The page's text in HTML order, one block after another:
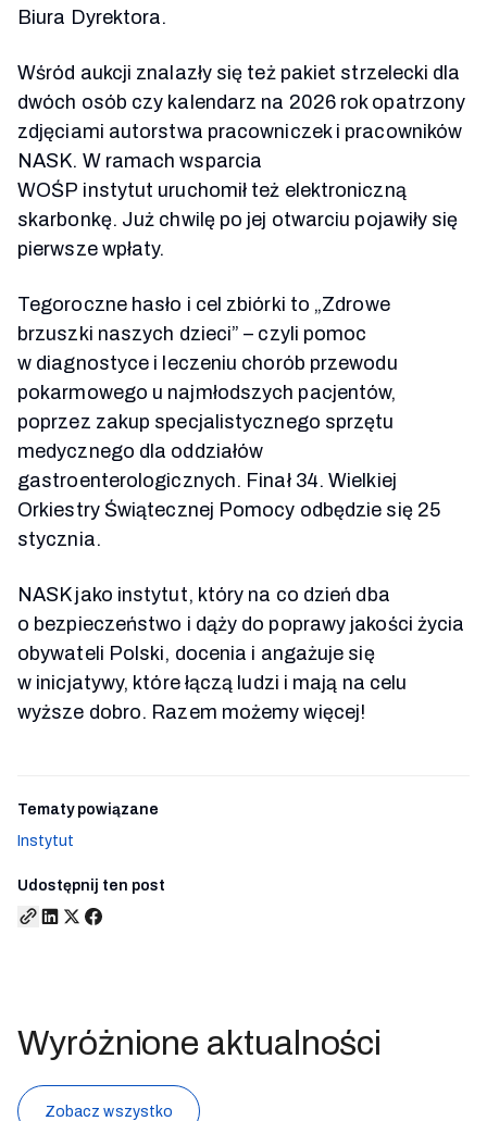
Biura Dyrektora.
Wśród aukcji znalazły się też pakiet strzelecki dla
dwóch osób czy kalendarz na 2026 rok opatrzony
zdjęciami autorstwa pracowniczek i pracowników
NASK. W ramach wsparcia
WOŚP instytut uruchomił też elektroniczną
skarbonkę. Już chwilę po jej otwarciu pojawiły się
pierwsze wpłaty.
Tegoroczne hasło i cel zbiórki to „Zdrowe
brzuszki naszych dzieci” – czyli pomoc
w diagnostyce i leczeniu chorób przewodu
pokarmowego u najmłodszych pacjentów,
poprzez zakup specjalistycznego sprzętu
medycznego dla oddziałów
gastroenterologicznych. Finał 34. Wielkiej
Orkiestry Świątecznej Pomocy odbędzie się 25
stycznia.
NASK jako instytut, który na co dzień dba
o bezpieczeństwo i dąży do poprawy jakości życia
obywateli Polski, docenia i angażuje się
w inicjatywy, które łączą ludzi i mają na celu
wyższe dobro. Razem możemy więcej!
Tematy powiązane
Instytut
Udostępnij ten post
Wyróżnione aktualności
Zobacz wszystko